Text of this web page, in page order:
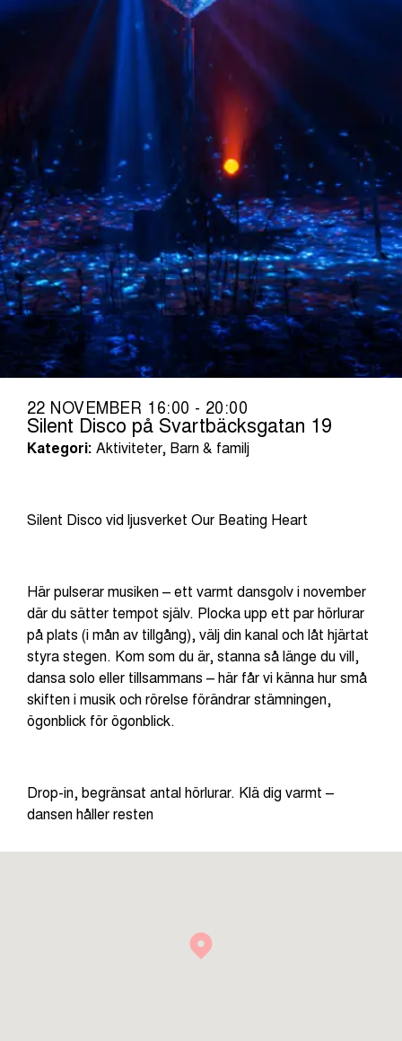
22 NOVEMBER 16:00 - 20:00
Silent Disco på Svartbäcksgatan 19
Kategori: Aktiviteter, Barn & familj
Silent Disco vid ljusverket Our Beating Heart
Här pulserar musiken – ett varmt dansgolv i november
där du sätter tempot själv. Plocka upp ett par hörlurar
på plats (i mån av tillgång), välj din kanal och låt hjärtat
styra stegen. Kom som du är, stanna så länge du vill,
dansa solo eller tillsammans – här får vi känna hur små
skiften i musik och rörelse förändrar stämningen,
ögonblick för ögonblick.
Drop-in, begränsat antal hörlurar. Klä dig varmt –
dansen håller resten